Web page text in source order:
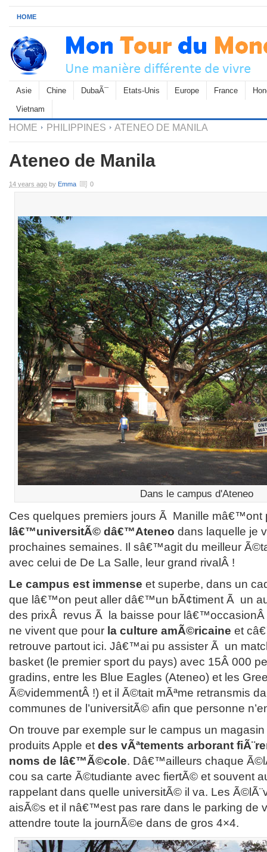
HOME
Asie Chine DubaÃ¯ Etats-Unis Europe France
Vietnam
HOME PHILIPPINES ATENEO DE MANILA
Ateneo de Manila
14 years ago by Emma 0
Dans le campus d'Ateneo
Ces quelques premiers jours Ã Manille mâ€™ont
lâ€™universitÃ© dâ€™Ateneo dans laquelle je
prochaines semaines. Il sâ€™agit du meilleur
avec celui de De La Salle, leur grand rivalÂ !
Le campus est immense et superbe, dans un
que lâ€™on peut aller dâ€™un bÃ¢timent Ã un
des prixÂ revus Ã la baisse pour lâ€™occasionÂ
ne vivent que pour la culture amÃ©ricaine et
retrouve partout ici. Jâ€™ai pu assister Ã un
basket (le premier sport du pays) avec 15Â 000
gradins, entre les Blue Eagles (Ateneo) et les
Ã©videmmentÂ !) et il Ã©tait mÃªme retransmis
communes de l’universitÃ© afin que personne
On trouve par exemple sur le campus un
produits Apple et des vÃªtements arborant
noms de lâ€™Ã©cole. Dâ€™ailleurs chaque
cou sa carte Ã©tudiante avec fiertÃ© et souvent
rappelant dans quelle universitÃ© il va. Les
aisÃ©s et il nâ€™est pas rare dans le parking de
attendre toute la journÃ©e dans de gros 4×4.